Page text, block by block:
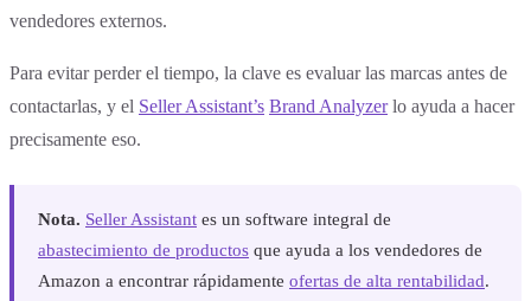
vendedores externos.
Para evitar perder el tiempo, la clave es evaluar las marcas antes de
contactarlas, y el Seller Assistant’s Brand Analyzerlo ayuda a hacer
precisamente eso.
Nota. Seller Assistant es un software integral de
abastecimiento de productos que ayuda a los vendedores de
Amazon a encontrar rápidamente ofertas de alta rentabilidad.